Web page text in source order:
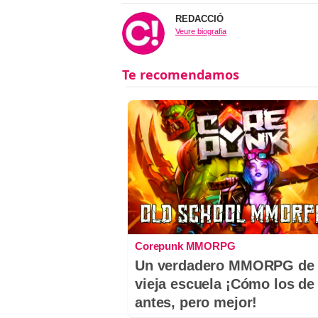
REDACCIÓ
Veure biografia
Corepunk MMORPG
Un verdadero MMORPG de
vieja escuela ¡Cómo los de
antes, pero mejor!